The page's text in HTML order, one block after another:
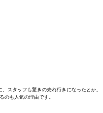
スタッフも驚きの売れ行きになったとか。
のも人気の理由です。